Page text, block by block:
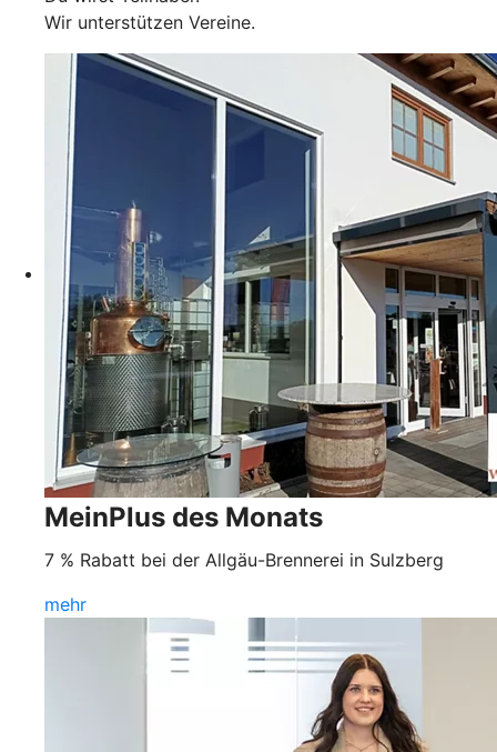
Wir unterstützen Vereine.
MeinPlus des Monats
7 % Rabatt bei der Allgäu-Brennerei in Sulzberg
mehr